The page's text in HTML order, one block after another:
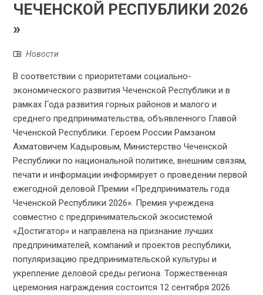
ЧЕЧЕНСКОЙ РЕСПУБЛИКИ 2026
»
Новости
В соответствии с приоритетами социально-
экономического развития Чеченской Республики и в
рамках Года развития горных районов и малого и
среднего предпринимательства, объявленного Главой
Чеченской Республики. Героем России Рамзаном
Ахматовичем Кадыровым, Министерство Чеченской
Республики по национальной политике, внешним связям,
печати и информации информирует о проведении первой
ежегодной деловой Премии «Предприниматель года
Чеченской Республики 2026». Премия учреждена
совместно с предпринимательской экосистемой
«Достигатор» и направлена на признание лучших
предпринимателей, компаний и проектов республики,
популяризацию предпринимательской культуры и
укрепление деловой среды региона. Торжественная
церемония награждения состоится 12 сентября 2026